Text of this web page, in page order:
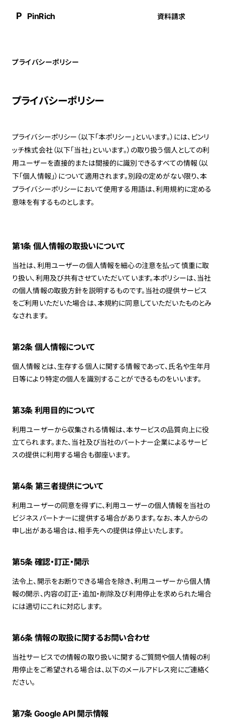
P PinRich 資料請求
プライバシーポリシー
プライバシーポリシー
プライバシーポリシー（以下「本ポリシー」といいます。）には、ピンリ
ッチ株式会社（以下「当社」といいます。）の取り扱う個人としての利
用ユーザーを直接的または間接的に識別できるすべての情報（以
下「個人情報」）について適用されます。別段の定めがない限り、本
プライバシーポリシーにおいて使用する用語は、利用規約に定める
意味を有するものとします。
第1条 個人情報の取扱いについて
当社は、利用ユーザーの個人情報を細心の注意を払って慎重に取
り扱い、利用及び共有させていただいています。本ポリシーは、当社
の個人情報の取扱方針を説明するものです。当社の提供サービス
をご利用いただいた場合は、本規約に同意していただいたものとみ
なされます。
第2条 個人情報について
個人情報とは、生存する個人に関する情報であって、氏名や生年月
日等により特定の個人を識別することができるものをいいます。
第3条 利用目的について
利用ユーザーから収集される情報は、本サービスの品質向上に役
立てられます。また、当社及び当社のパートナー企業によるサービ
スの提供に利用する場合も御座います。
第4条 第三者提供について
利用ユーザーの同意を得ずに、利用ユーザーの個人情報を当社の
ビジネスパートナーに提供する場合があります。なお、本人からの
申し出がある場合は、相手先への提供は停止いたします。
第5条 確認・訂正・開示
法令上、開示をお断りできる場合を除き、利用ユーザーから個人情
報の開示、内容の訂正・追加・削除及び利用停止を求められた場合
には適切にこれに対応します。
第6条 情報の取扱に関するお問い合わせ
当社サービスでの情報の取り扱いに関するご質問や個人情報の利
用停止をご希望される場合は、以下のメールアドレス宛にご連絡く
ださい。
第7条 Google API 開示情報